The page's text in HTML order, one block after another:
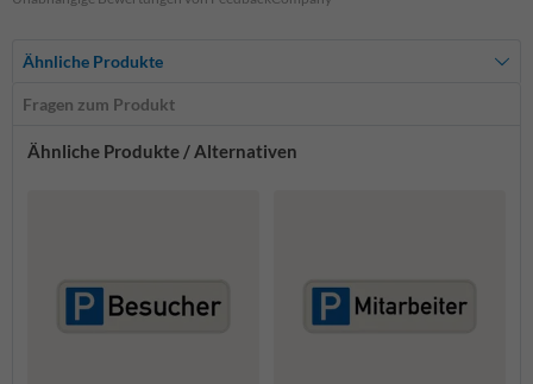
Ähnliche Produkte
Fragen zum Produkt
Ähnliche Produkte / Alternativen